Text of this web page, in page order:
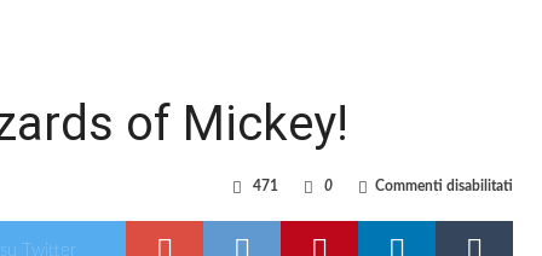
of Mickey!
Commenti disabilitati
0
471
Twitter